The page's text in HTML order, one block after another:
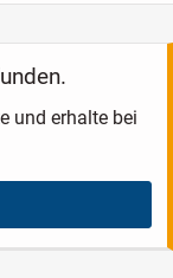
und erhalte bei